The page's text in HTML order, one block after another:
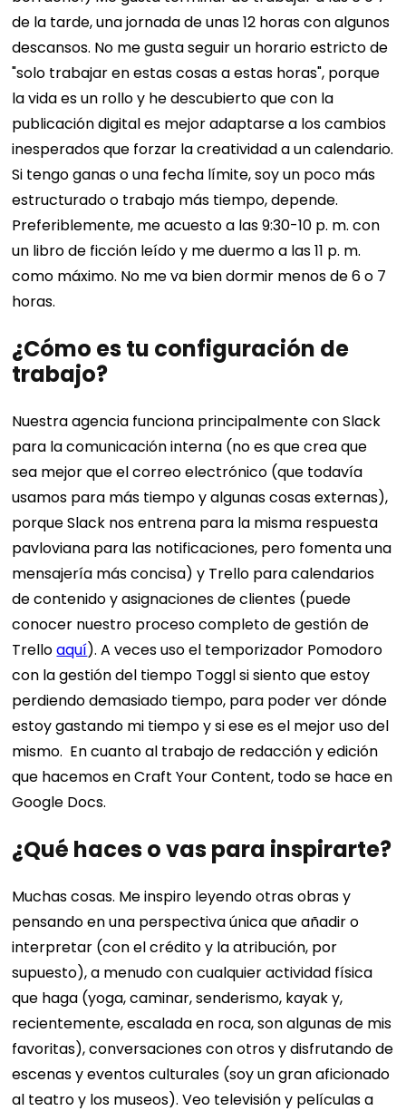
de la tarde, una jornada de unas 12 horas con algunos
descansos. No me gusta seguir un horario estricto de
"solo trabajar en estas cosas a estas horas", porque
la vida es un rollo y he descubierto que con la
publicación digital es mejor adaptarse a los cambios
inesperados que forzar la creatividad a un calendario.
Si tengo ganas o una fecha límite, soy un poco más
estructurado o trabajo más tiempo, depende.
Preferiblemente, me acuesto a las 9:30-10 p. m. con
un libro de ficción leído y me duermo a las 11 p. m.
como máximo. No me va bien dormir menos de 6 o 7
horas.
¿Cómo es tu configuración de
trabajo?
Nuestra agencia funciona principalmente con Slack
para la comunicación interna (no es que crea que
sea mejor que el correo electrónico (que todavía
usamos para más tiempo y algunas cosas externas),
porque Slack nos entrena para la misma respuesta
pavloviana para las notificaciones, pero fomenta una
mensajería más concisa) y Trello para calendarios
de contenido y asignaciones de clientes (puede
conocer nuestro proceso completo de gestión de
Trelloaquí).A veces uso el temporizador Pomodoro
con la gestión del tiempo Toggl si siento que estoy
perdiendo demasiado tiempo, para poder ver dónde
estoy gastando mi tiempo y si ese es el mejor uso del
mismo. En cuanto al trabajo de redacción y edición
que hacemos en Craft Your Content, todo se hace en
Google Docs.
¿Qué haces o vas para inspirarte?
Muchas cosas. Me inspiro leyendo otras obras y
pensando en una perspectiva única que añadir o
interpretar (con el crédito y la atribución, por
supuesto), a menudo con cualquier actividad física
que haga (yoga, caminar, senderismo, kayak y,
recientemente, escalada en roca, son algunas de mis
favoritas), conversaciones con otros y disfrutando de
escenas y eventos culturales (soy un gran aficionado
al teatro y los museos). Veo televisión y películas a